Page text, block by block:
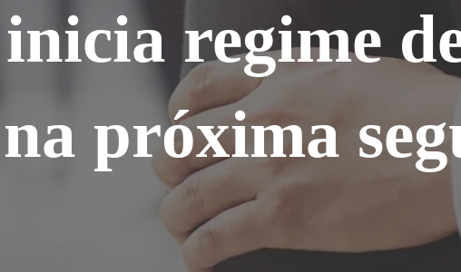
regime
próxima